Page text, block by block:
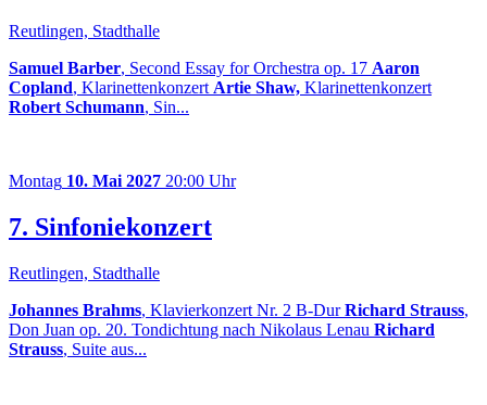
Reutlingen, Stadthalle
Samuel Barber, Second Essay for Orchestra op. 17 Aaron
Copland, Klarinettenkonzert Artie Shaw, Klarinettenkonzert
Robert Schumann, Sin...
Montag 10. Mai 2027 20:00 Uhr
7. Sinfoniekonzert
Reutlingen, Stadthalle
Johannes Brahms, Klavierkonzert Nr. 2 B-DurRichard Strauss,
Don Juan op. 20. Tondichtung nach Nikolaus Lenau Richard
Strauss, Suite aus...